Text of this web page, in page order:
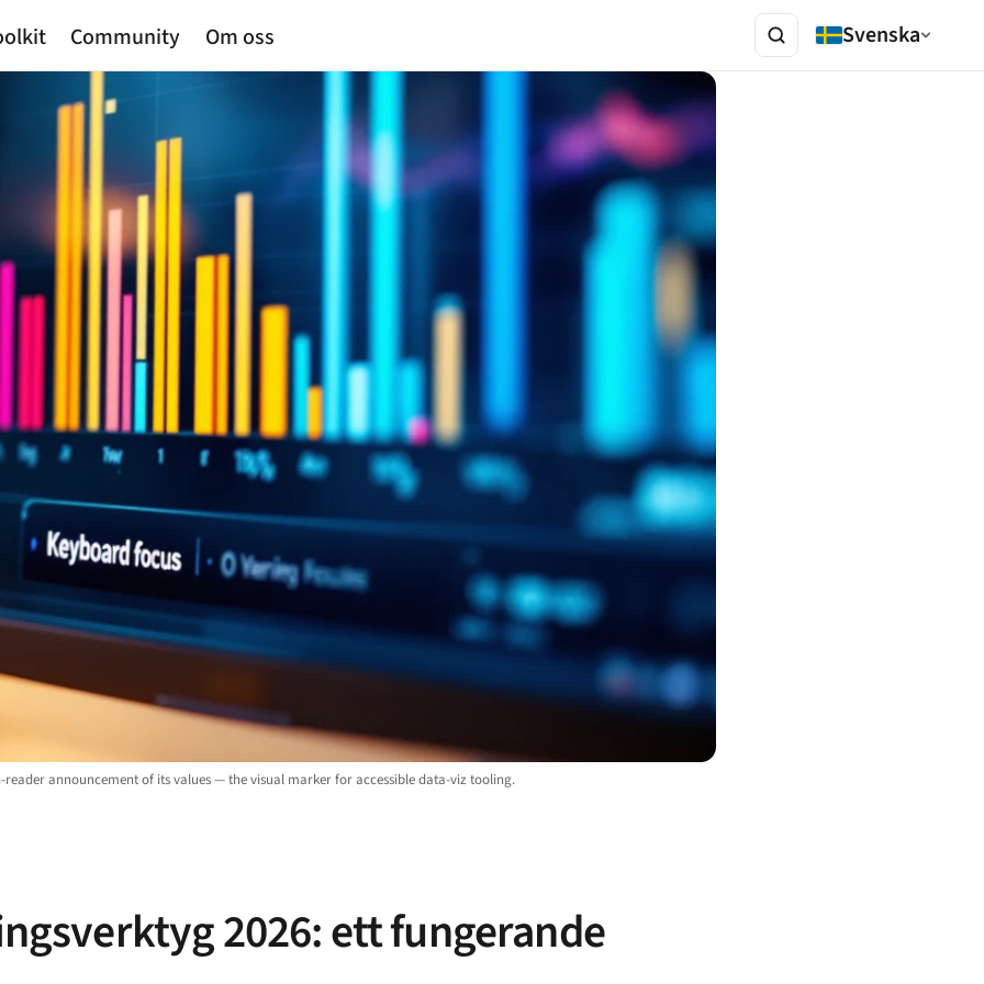
Community Om oss Svenska
announcement of its values — the visual marker for accessible data-viz tooling.
2026: ett fungerande